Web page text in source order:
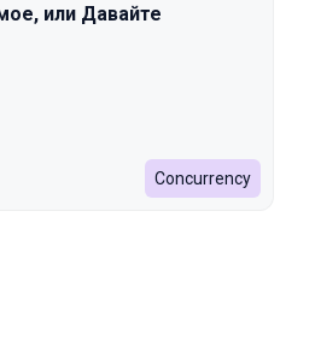
или Давайте
Concurrency